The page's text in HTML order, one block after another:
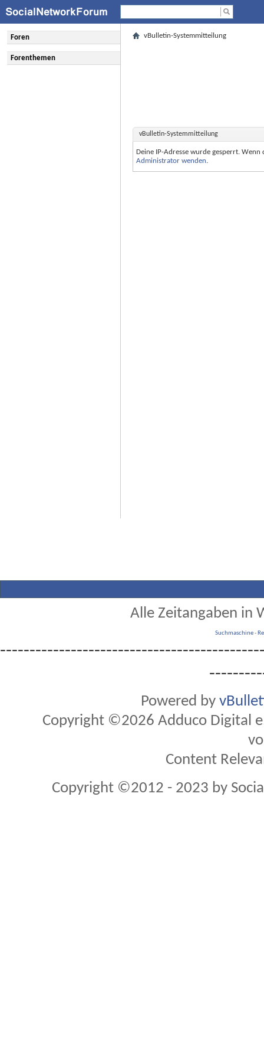
Foren
Forenthemen
vBulletin-Systemmitteilung
vBulletin-Systemmitteilung
Deine IP-Adresse wurde gesperrt.
Administrator wenden.
Alle Zeitangaben in
Suchmaschine-
Powered by
Copyright ©2026 Adduco Digital
Content
Copyright ©2012 - 2023 by